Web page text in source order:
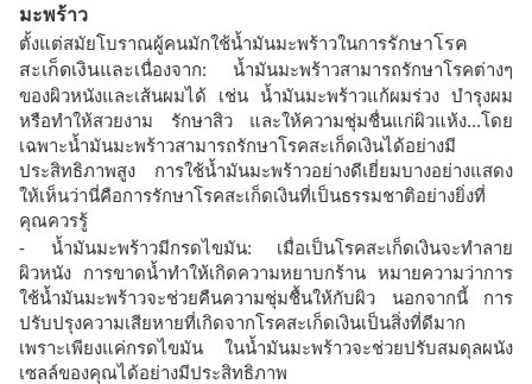
มะพร้าว
ตั้งแต่สมัยโบราณผู้คนมักใช้น้ำมันมะพร้าวในการรักษาโรค
สะเก็ดเงินและเนื่องจาก: น้ำมันมะพร้าวสามารถรักษาโรคต่างๆ
ของผิวหนังและเส้นผมได้ เช่น น้ำมันมะพร้าวแก้ผมร่วง บำรุงผม
หรือทำให้สวยงาม รักษาสิว และให้ความชุ่มชื่นแก่ผิวแห้ง...โดย
เฉพาะน้ำมันมะพร้าวสามารถรักษาโรคสะเก็ดเงินได้อย่างมี
ประสิทธิภาพสูง การใช้น้ำมันมะพร้าวอย่างดีเยี่ยมบางอย่างแสดง
ให้เห็นว่านี่คือการรักษาโรคสะเก็ดเงินที่เป็นธรรมชาติอย่างยิ่งที่
คุณควรรู้
- น้ำมันมะพร้าวมีกรดไขมัน: เมื่อเป็นโรคสะเก็ดเงินจะทำลาย
ผิวหนัง การขาดน้ำทำให้เกิดความหยาบกร้าน หมายความว่าการ
ใช้น้ำมันมะพร้าวจะช่วยคืนความชุ่มชื้นให้กับผิว นอกจากนี้ การ
ปรับปรุงความเสียหายที่เกิดจากโรคสะเก็ดเงินเป็นสิ่งที่ดีมาก
เพราะเพียงแค่กรดไขมัน ในน้ำมันมะพร้าวจะช่วยปรับสมดุลผนัง
เซลล์ของคุณได้อย่างมีประสิทธิภาพ